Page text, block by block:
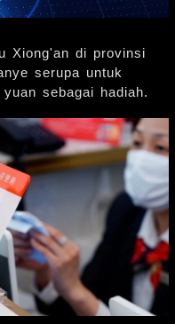
Xiong'an di provinsi
serupa untuk
sebagai hadiah.